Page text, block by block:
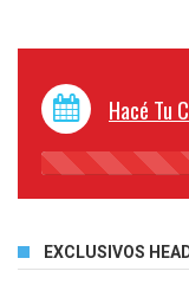
Hacé Tu
EXCLUSIVOS